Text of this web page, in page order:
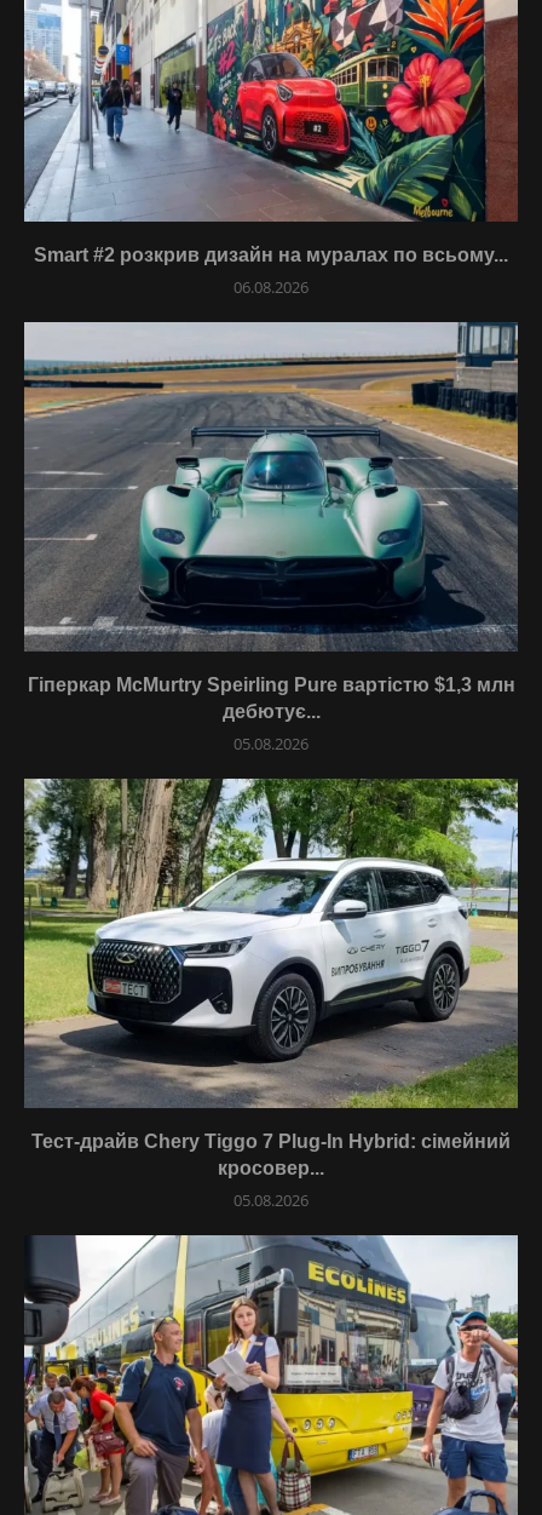
Smart #2 розкрив дизайн на муралах по всьому...
06.08.2026
Гіперкар McMurtry Speirling Pure вартістю $1,3 млн
дебютує...
05.08.2026
Тест-драйв Chery Tiggo 7 Plug-In Hybrid: сімейний
кросовер...
05.08.2026